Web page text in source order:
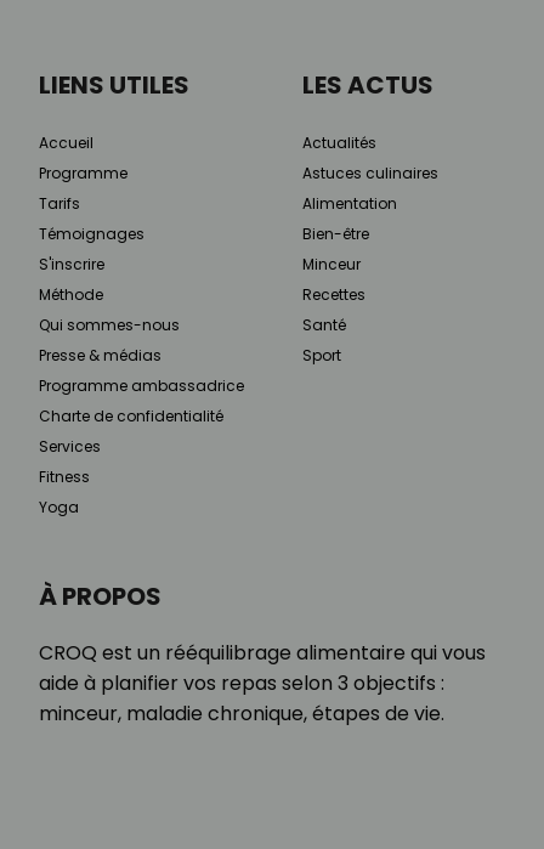
À PROPOS
CROQ est un rééquilibrage alimentaire qui vous
aide à planifier vos repas selon 3 objectifs :
minceur, maladie chronique, étapes de vie.
LIENS UTILES
Accueil
Programme
Tarifs
Témoignages
S'inscrire
Méthode
Qui sommes-nous
Presse & médias
Programme ambassadrice
Charte de confidentialité
Services
Fitness
Yoga
LES ACTUS
Actualités
Astuces culinaires
Alimentation
Bien-être
Minceur
Recettes
Santé
Sport